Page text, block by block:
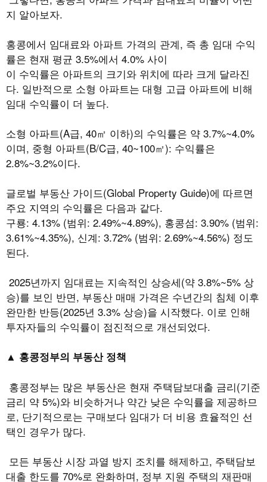
지 알아보자.
홍콩에서 임대료와 아파트 가격의 관계, 즉 총 임대 수익
률은 현재 평균 3.5%에서 4.0% 사이
이 수익률은 아파트의 크기와 위치에 따라 크게 달라진
다. 일반적으로 소형 아파트는 대형 고급 아파트에 비해
임대 수익률이 더 높다.
소형 아파트(A급, 40㎡ 이하)의 수익률은 약 3.7%~4.0%
이며, 중형 아파트(B/C급, 40~100㎡): 수익률은
2.8%~3.2%이다.
글로벌 부동산 가이드(Global Property Guide)에 따르면
주요 지역의 수익률은 다음과 같다.
구룡: 4.13% (범위: 2.49%~4.89%), 홍콩섬: 3.90% (범위:
3.61%~4.35%), 신계: 3.72% (범위: 2.69%~4.56%) 정도
된다.
2025년까지 임대료는 지속적인 상승세(약 3.8%~5% 상
승)를 보인 반면, 부동산 매매 가격은 수년간의 침체 이후
완만한 반등(2025년 3.3% 상승)을 시작했다. 이로 인해
투자자들의 수익률이 점진적으로 개선되었다.
▲ 홍콩정부의 부동산 정책
홍콩정부는 많은 부동산은 현재 주택담보대출 금리(기준
금리 약 5%)와 비슷하거나 약간 낮은 수익률을 제공하므
로, 단기적으로는 구매보다 임대가 더 비용 효율적인 선
택인 경우가 많다.
모든 부동산 시장 과열 방지 조치를 해제하고, 주택담보
대출 한도를 70%로 완화하며, 정부 지원 주택의 재판매